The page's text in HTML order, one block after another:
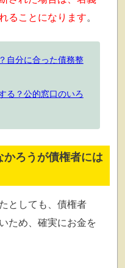
ることになります。
自分に合った債務整
る？公的窓口のいろ
ろうが債権者には
としても、債権者
ため、確実にお金を